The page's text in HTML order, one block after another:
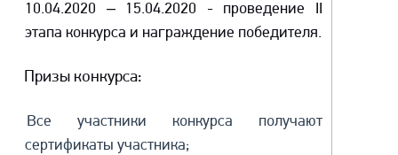
10.04.2020 – 15.04.2020 - проведение II
этапа конкурса и награждение победителя.
Призы конкурса:
Все участники конкурса получают
сертификаты участника;